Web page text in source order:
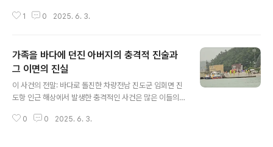
신분증을 활용해 본인 확인을 해야 할 상황에 놓였습니다.
와 관계없이 계속 사용할 수 있습니다. 반면, 통신 3사의 'P
ASS 앱'에 등록된 모바일 신분증은 스마트폰 단말기에 따
라 재등록 과정이 필요합니다. 통신업계는 이러한 상황을
감안하여 유심 교체 후 모바일 신분증 사용에 주의할 것을
체한 후 모바일 신분증을 사용하려면 특별한 주의가 필요
1 0 2025. 6. 3.
가족을 바다에 던진 아버지의 충격적 진술과
그 이면의 진실
이 사건의 전말: 바다로 돌진한 차량전남 진도군 임회면 진
도항 인근 해상에서 발생한 충격적인 사건은 많은 이들의
량을 바다로 돌진시켜 아내와 두 아들을 잃게 된 사건은 그
0 0 2025. 6. 3.